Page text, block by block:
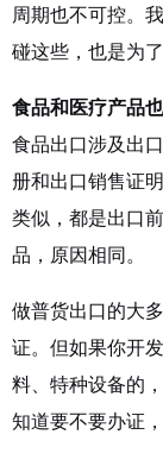
周期也不可控。
碰这些，也是为
食品和医疗产品
食品出口涉及出
册和出口销售证
类似，都是出口
品，原因相同。
做普货出口的大
证。但如果你开
料、特种设备的
知道要不要办证